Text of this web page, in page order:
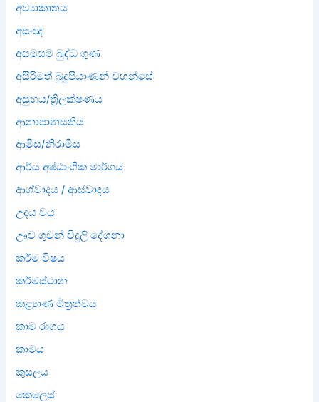
අව්‍යාකෘතය
අසංඥ
අසමසම බුද්ධ ගුණ
අසිරිමත් බුදුපියාණන් වහන්සේ
අසුභය/ත්‍රිලක්ෂණය
ආනාපානසතිය
ආමිස/නිරාමිස
ආර්ය අෂ්ඨාංගික මාර්ගය
ආශ්වාදය / ආස්වාදය
උදය වය
ඌව ගුවන් විදුලි දේශනා
කර්ම විෂය
කර්මස්ථාන
කළ්‍යාණ මිත්‍රත්වය
කාම රාගය
කාමය
කුසලය
කෙලෙස්